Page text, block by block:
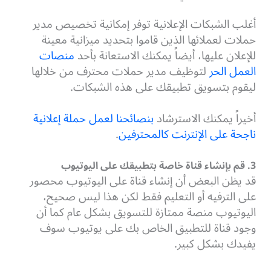
أغلب الشبكات الإعلانية توفر إمكانية تخصيص مدير
حملات لعملائها الذين قاموا بتحديد ميزانية معينة
للإعلان عليها، أيضاً يمكنك الاستعانة بأحدمنصات
العمل الحرلتوظيف مدير حملات محترف من خلالها
ليقوم بتسويق تطبيقك على هذه الشبكات.
أخيراً يمكنك الاسترشادبنصائحنا لعمل حملة إعلانية
ناجحة على الإنترنت كالمحترفين.
3. قم بإنشاء قناة خاصة بتطبيقك على اليوتيوب
قد يظن البعض أن إنشاء قناة على اليوتيوب محصور
على الترفيه أو التعليم فقط لكن هذا ليس صحيح،
اليوتيوب منصة ممتازة للتسويق بشكل عام كما أن
وجود قناة للتطبيق الخاص بك على يوتيوب سوف
يفيدك بشكل كبير.